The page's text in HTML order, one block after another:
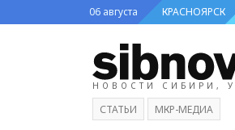
06 августа КРАСНОЯРСК
НОВОСТИ СИБИРИ,
СТАТЬИ МКР-МЕДИА